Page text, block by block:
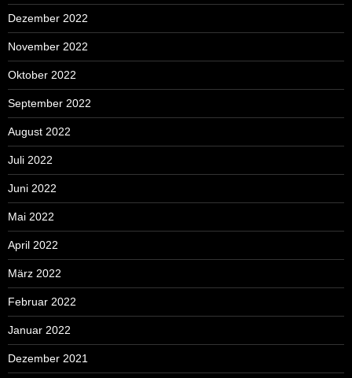
Dezember 2022
November 2022
Oktober 2022
September 2022
August 2022
Juli 2022
Juni 2022
Mai 2022
April 2022
März 2022
Februar 2022
Januar 2022
Dezember 2021